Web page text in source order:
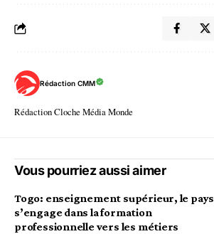
Rédaction CMM
Rédaction Cloche Média Monde
Vous pourriez aussi aimer
Togo: enseignement supérieur, le pays
s’engage dans la formation
professionnelle vers les métiers